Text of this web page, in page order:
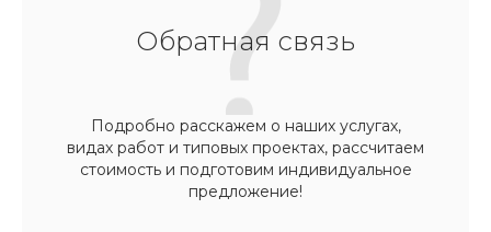
Обратная связь
Подробно расскажем о наших услугах,
видах работ и типовых проектах, рассчитаем
стоимость и подготовим индивидуальное
предложение!